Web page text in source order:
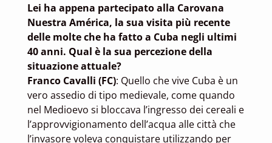
Lei ha appena partecipato alla Carovana
Nuestra América, la sua visita più recente
delle molte che ha fatto a Cuba negli ultimi
40 anni. Qual è la sua percezione della
situazione attuale?
Franco Cavalli (FC): Quello che vive Cuba è un
vero assedio di tipo medievale, come quando
nel Medioevo si bloccava l’ingresso dei cereali e
l’approvvigionamento dell’acqua alle città che
l’invasore voleva conquistare utilizzando per